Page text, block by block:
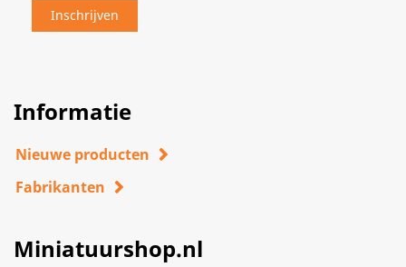
Informatie
Nieuwe producten
Fabrikanten
Miniatuurshop.nl